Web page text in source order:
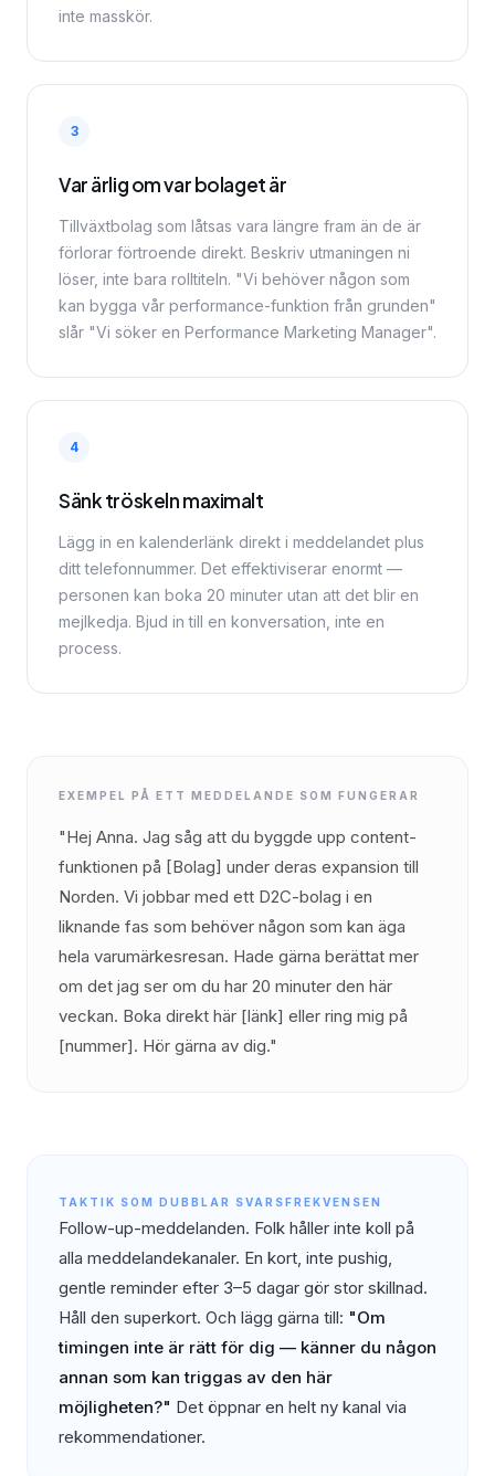
inte masskör.
3
Var ärlig om var bolaget är
Tillväxtbolag som låtsas vara längre fram än de är
förlorar förtroende direkt. Beskriv utmaningen ni
löser, inte bara rolltiteln. "Vi behöver någon som
kan bygga vår performance-funktion från grunden"
slår "Vi söker en Performance Marketing Manager".
4
Sänk tröskeln maximalt
Lägg in en kalenderlänk direkt i meddelandet plus
ditt telefonnummer. Det effektiviserar enormt —
personen kan boka 20 minuter utan att det blir en
mejlkedja. Bjud in till en konversation, inte en
process.
EXEMPEL PÅ ETT MEDDELANDE SOM FUNGERAR
"Hej Anna. Jag såg att du byggde upp content-
funktionen på [Bolag] under deras expansion till
Norden. Vi jobbar med ett D2C-bolag i en
liknande fas som behöver någon som kan äga
hela varumärkesresan. Hade gärna berättat mer
om det jag ser om du har 20 minuter den här
veckan. Boka direkt här [länk] eller ring mig på
[nummer]. Hör gärna av dig."
TAKTIK SOM DUBBLAR SVARSFREKVENSEN
Follow-up-meddelanden. Folk håller inte koll på
alla meddelandekanaler. En kort, inte pushig,
gentle reminder efter 3–5 dagar gör stor skillnad.
Håll den superkort. Och lägg gärna till: "Om
timingen inte är rätt för dig — känner du någon
annan som kan triggas av den här
möjligheten?" Det öppnar en helt ny kanal via
rekommendationer.